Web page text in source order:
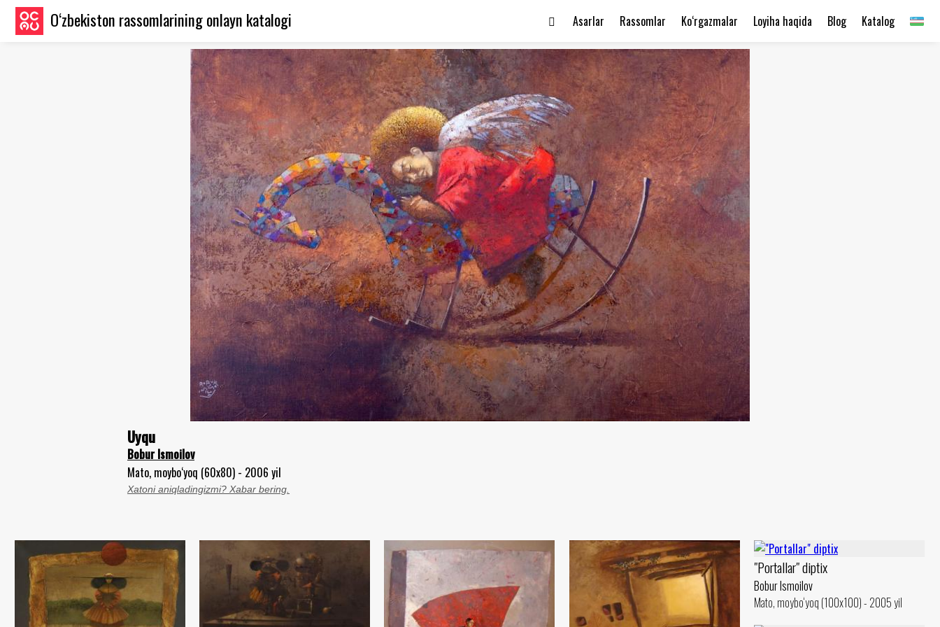
O‘zbekiston rassomlarining onlayn katalogi Katalog
Blog
Loyiha haqida
Ko‘rgazmalar
Rassomlar
Asarlar
Uyqu
Bobur Ismoilov
Mato, moybo‘yoq (60x80) - 2006 yil
Xatoni aniqladingizmi? Xabar bering.
"Portallar" diptix
Bobur Ismoilov
Mato, moybo‘yoq (100x100) - 2005 yil